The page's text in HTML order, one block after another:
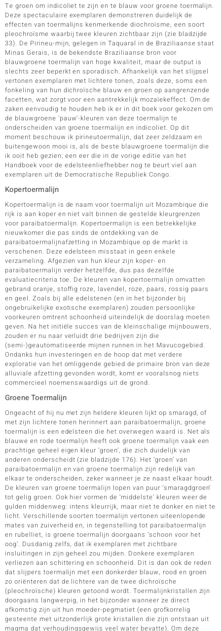
Te groen om indicoliet te zijn en te blauw voor groene toermalijn.
Deze spectaculaire exemplaren demonstreren duidelijk de
effecten van toermalijns kenmerkende diochroïsme, een soort
pleochroïsme waarbij twee kleuren zichtbaar zijn (zie bladzijde
33). De Pirineu-mijn, gelegen in Taquaral in de Braziliaanse staat
Minas Gerais, is de bekendste Braziliaanse bron voor
blauwgroene toermalijn van hoge kwaliteit, maar de output is
slechts zeer beperkt en sporadisch. Afhankelijk van het slijpsel
vertonen exemplaren met lichtere tonen, zoals deze, soms een
fonkeling van hun dichroïsche blauw en groen op aangrenzende
facetten, wat zorgt voor een aantrekkelijk mozaïekeffect. Om de
zaken eenvoudig te houden heb ik er in dit boek voor gekozen om
de blauwgroene ‘pauw’-kleuren van deze toermalijn te
onderscheiden van groene toermalijn en indicoliet. Op dit
moment beschouw ik pirineutoermalijn, dat zeer zeldzaam en
buitengewoon mooi is, als de beste blauwgroene toermalijn die
ik ooit heb gezien; een eer die in de vorige editie van het
Handboek voor de edelsteenliefhebber nog te beurt viel aan
exemplaren uit de Democratische Republiek Congo.
Kopertoermalijn
Kopertoermalijn is de naam voor toermalijn uit Mozambique die
rijk is aan koper en niet valt binnen de gestelde kleurgrenzen
voor paraibatoermalijn. Kopertoermalijn is een betrekkelijke
nieuwkomer die pas sinds de ontdekking van de
paraibatoermalijnafzetting in Mozambique op de markt is
verschenen. Deze edelsteen misstaat in geen enkele
verzameling. Afgezien van hun kleur zijn koper- en
paraibatoermalijn verder hetzelfde, dus pas dezelfde
evaluatiecriteria toe. De kleuren van kopertoermalijn omvatten
gebrand oranje, stoffig roze, lavendel, roze, paars, rossig paars
en geel. Zoals bij alle edelstenen (en in het bijzonder bij
ongebruikelijke exotische exemplaren) zouden persoonlijke
voorkeuren omtrent schoonheid uiteindelijk de doorslag moeten
geven. Na het initiële succes van de kleinschalige mijnbouwers,
zouden er nu naar verluidt drie bedrijven zijn die
(semi-)geautomatiseerde mijnen runnen in het Mavucogebied.
Ondanks hun investeringen en de hoop dat met verdere
exploratie van het omliggende gebied de primaire bron van deze
alluviale afzetting gevonden wordt, komt er vooralsnog niets
commercieel noemenswaardigs uit de grond.
Groene Toermalijn
Ongeacht of hij nu met zijn heldere kleuren lijkt op smaragd, of
met zijn lichtere tonen herinnert aan paraibatoermalijn, groene
toermalijn is een edelsteen die het overwegen waard is. Net als
blauwe en rode toermalijn heeft ook groene toermalijn vaak een
prachtige geheel eigen kleur ‘groen’, die zich duidelijk van
anderen onderscheidt (zie bladzijde 176). Het ‘groen’ van
paraibatoermalijn en van groene toermalijn zijn redelijk van
elkaar te onderscheiden, zeker wanneer je ze naast elkaar houdt.
De kleuren van groene toermalijn lopen van puur ‘smaragdgroen’
tot gelig groen. Ook hier vormen de ‘middelste’ kleuren weer de
gulden middenweg: intens kleurrijk, maar niet te donker en niet te
licht. Verschillende soorten toermalijn vertonen uiteenlopende
mates van zuiverheid en, in tegenstelling tot paraibatoermalijn
en rubelliet, is groene toermalijn doorgaans ‘schoon voor het
oog’. Dusdanig zelfs, dat ik exemplaren met zichtbare
insluitingen in zijn geheel zou mijden. Donkere exemplaren
verliezen aan schittering en schoonheid. Dit is dan ook de reden
dat slijpers toermalijn met een donkerder blauw, rood en groen
zo oriënteren dat de lichtere van de twee dichroïsche
(pleochroïsche) kleuren getoond wordt. Toermalijnkristallen zijn
doorgaans langwerpig, in het bijzonder wanneer ze direct
afkomstig zijn uit hun moeder-pegmatiet (een grofkorrelig
gesteente met uitzonderlijk grote kristallen die zijn ontstaan uit
magma dat verhoudingsgewijs veel water bevatte). Om deze